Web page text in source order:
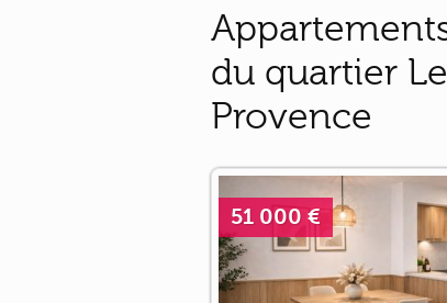
du quartier
Provence
51 000 €